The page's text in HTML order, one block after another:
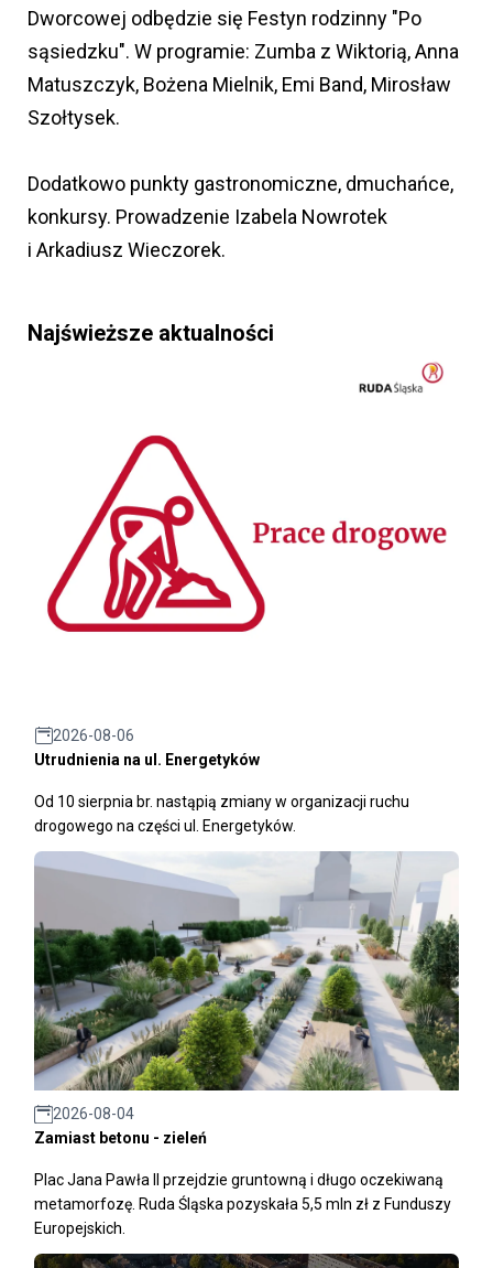
Dworcowej odbędzie się Festyn rodzinny "Po
sąsiedzku". W programie: Zumba z Wiktorią, Anna
Matuszczyk, Bożena Mielnik, Emi Band, Mirosław
Szołtysek.
Dodatkowo punkty gastronomiczne, dmuchańce,
konkursy. Prowadzenie Izabela Nowrotek
i Arkadiusz Wieczorek.
Najświeższe aktualności
2026-08-06
Utrudnienia na ul. Energetyków
Od 10 sierpnia br. nastąpią zmiany w organizacji ruchu
drogowego na części ul. Energetyków.
2026-08-04
Zamiast betonu - zieleń
Plac Jana Pawła II przejdzie gruntowną i długo oczekiwaną
metamorfozę. Ruda Śląska pozyskała 5,5 mln zł z Funduszy
Europejskich.